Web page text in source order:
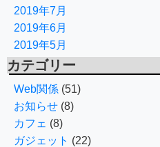
2019年7月
2019年6月
2019年5月
カテゴリー
Web関係 (51)
お知らせ (8)
カフェ (8)
ガジェット (22)